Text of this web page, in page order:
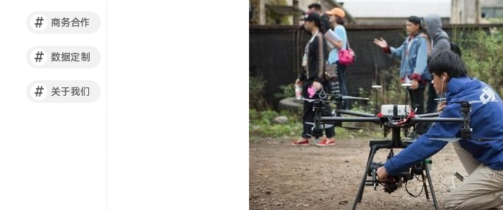
# 商务合作
# 数据定制
# 关于我们